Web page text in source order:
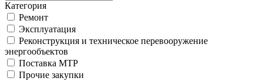
Категория
Ремонт
Эксплуатация
Реконструкция и техническое перевооружение
энергообъектов
Поставка МТР
Прочие закупки